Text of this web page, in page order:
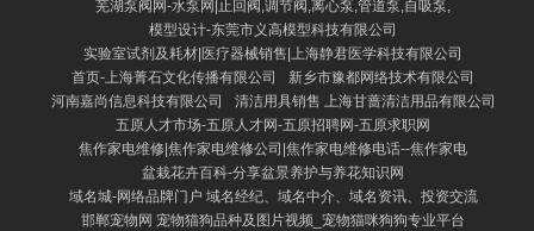
芜湖泵阀网-水泵网|止回阀,调节阀,离心泵,管道泵,自吸泵,
模型设计-东莞市义高模型科技有限公司
实验室试剂及耗材|医疗器械销售|上海静君医学科技有限公司
首页-上海菁石文化传播有限公司
新乡市豫都网络技术有限公司
河南嘉尚信息科技有限公司
清洁用具销售 上海甘蔷清洁用品有限公司
五原人才市场-五原人才网-五原招聘网-五原求职网
焦作家电维修|焦作家电维修公司|焦作家电维修电话--焦作家电
盆栽花卉百科-分享盆景养护与养花知识网
域名城-网络品牌门户 域名经纪、域名中介、域名资讯、投资交流
邯郸宠物网 宠物猫狗品种及图片视频_宠物猫咪狗狗专业平台